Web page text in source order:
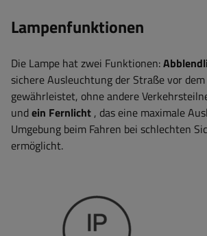
Lampenfunktionen
Die Lampe hat zwei Funktionen:
sichere Ausleuchtung der Straße vor dem
gewährleistet, ohne andere
undein Fernlicht , das eine maximale
Umgebung beim Fahren bei schlechten
ermöglicht.